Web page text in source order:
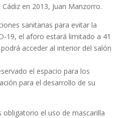
en 2013, Juan Manzorro.
sanitarias para evitar la
19, el aforo estará limitado a 41
acceder al interior del salón
el espacio para los
para el desarrollo de su
obligatorio el uso de mascarilla